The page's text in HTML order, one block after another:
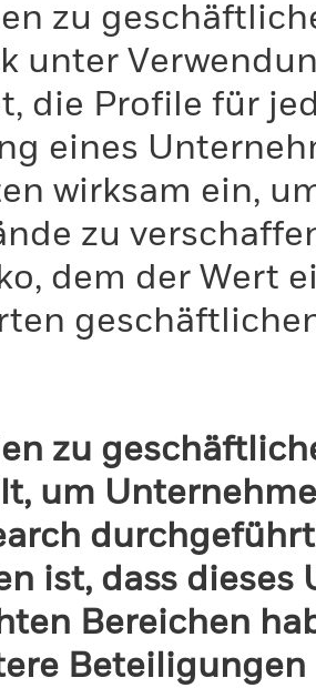
zu
unter
die Profile für
eines
wirksam ein,
zu
dem der Wert
zu
um
ist, dass
Bereichen